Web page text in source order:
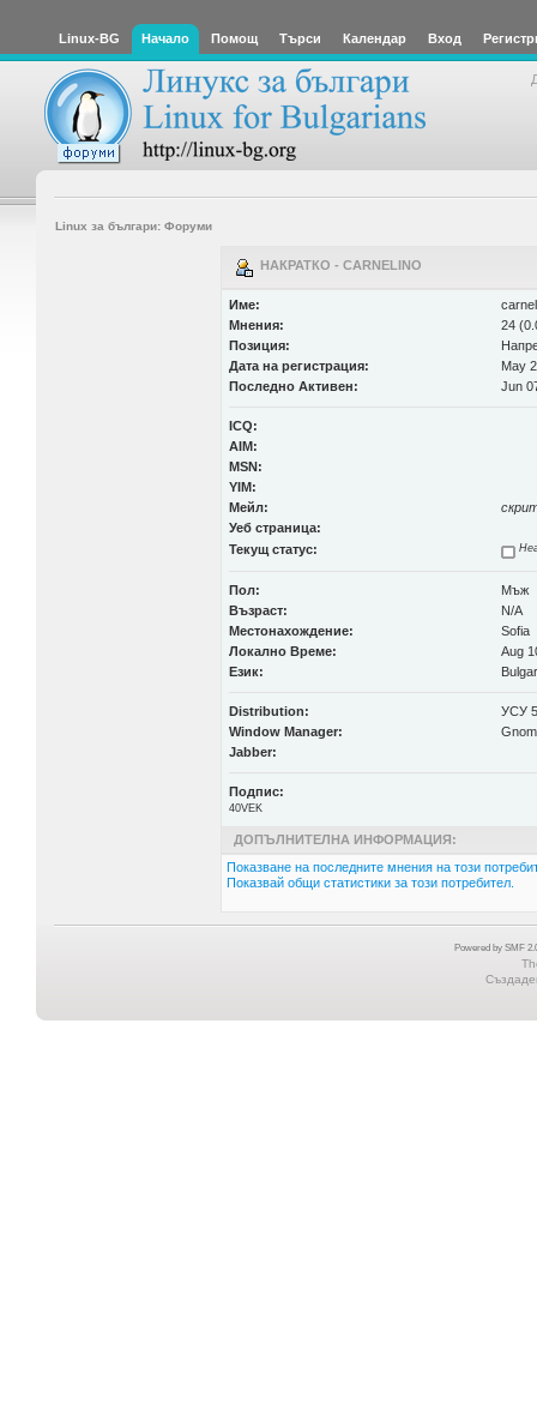
Linux-BG Начало Помощ Търси Календар Вход
Linux за българи: Форуми
НАКРАТКО - CARNELINO
Име:
Мнения:
24
Позиция:
Дата на регистрация:
May
Последно Активен:
Jun
ICQ:
AIM:
MSN:
YIM:
Мейл:
Уеб страница:
Текущ статус:
Пол:
Мъж
Възраст:
N/A
Местонахождение:
Sofia
Локално Време:
Aug
Език:
Distribution:
УСУ
Window Manager:
Jabber:
Подпис:
40VEK
ДОПЪЛНИТЕЛНА ИНФОРМАЦИЯ:
Показване на последните мнения на този
Показвай общи статистики за този потребител.
Powered by SMF